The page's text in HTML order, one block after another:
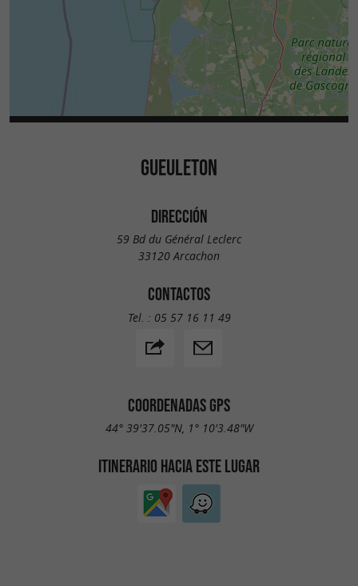
GUEULETON
DIRECCIÓN
59 Bd du Général Leclerc
33120 Arcachon
CONTACTOS
Tel. : 05 57 16 11 49
COORDENADAS GPS
44° 39'37.05"N, 1° 10'3.48"W
ITINERARIO HACIA ESTE LUGAR